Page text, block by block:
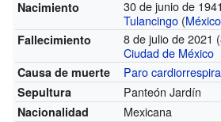
Nacimiento
30 de junio de 1941
Tulancingo (México
Fallecimiento
8 de julio de 2021
Ciudad de México
Causa de muerte Paro
Sepultura Panteón Jardín
Nacionalidad Mexicana